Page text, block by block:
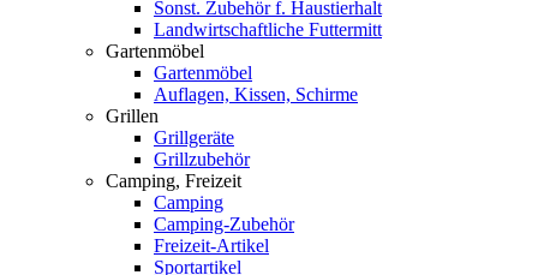
Sonst. Zubehör f. Haustierhalt
Landwirtschaftliche Futtermitt
Gartenmöbel
Gartenmöbel
Auflagen, Kissen, Schirme
Grillen
Grillgeräte
Grillzubehör
Camping, Freizeit
Camping
Camping-Zubehör
Freizeit-Artikel
Sportartikel